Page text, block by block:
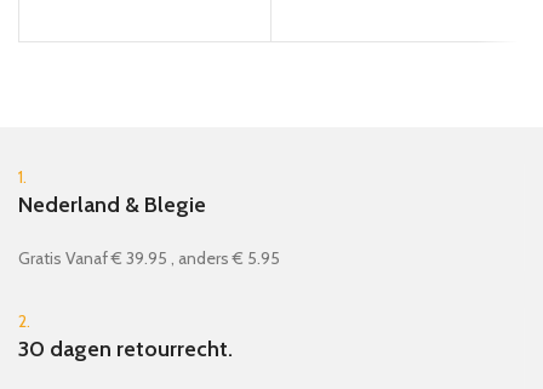
1.
Nederland & Blegie
Gratis Vanaf € 39.95 , anders € 5.95
2.
30 dagen retourrecht.